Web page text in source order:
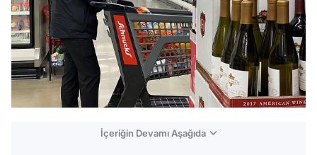
İçeriğin Devamı Aşağıda